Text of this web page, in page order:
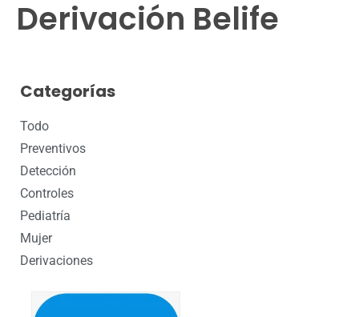
Derivación Belife
Categorías
Todo
Preventivos
Detección
Controles
Pediatría
Mujer
Derivaciones